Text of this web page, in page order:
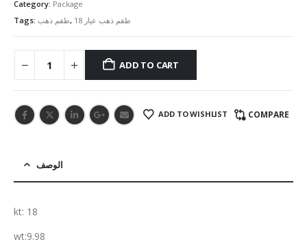
Category: Package
Tags: طقم ذهب, طقم ذهب عيار 18
ADD TO CART
ADD TO WISHLIST COMPARE
الوصف
kt: 18
wt:9.98